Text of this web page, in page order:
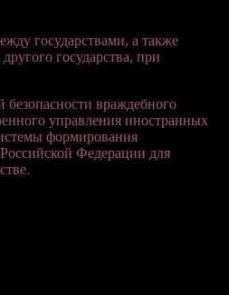
государствами, а также
государства, при
враждебного
управления иностранных
формирования
Федерации для